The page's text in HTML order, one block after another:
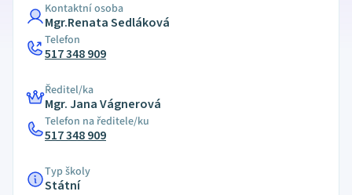
Kontaktní osoba
Mgr.Renata Sedláková
Telefon
517 348 909
Ředitel/ka
Mgr. Jana Vágnerová
Telefon na ředitele/ku
517 348 909
Typ školy
Státní